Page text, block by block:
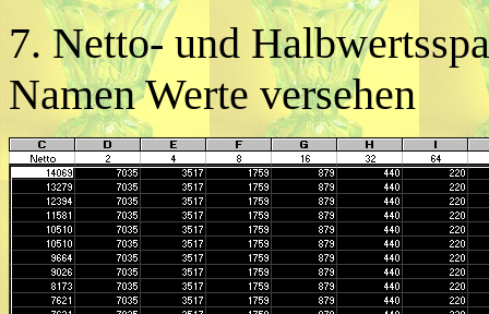
7. Netto- und
Namen Werte versehen